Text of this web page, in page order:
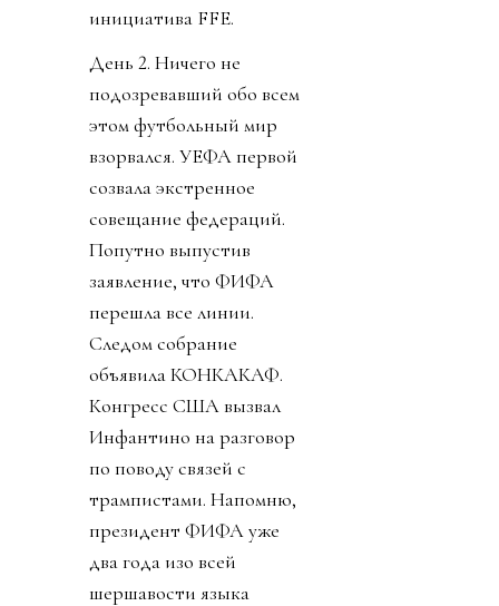
инициатива FFE.
День 2. Ничего не
подозревавший обо всем
этом футбольный мир
взорвался. УЕФА первой
созвала экстренное
совещание федераций.
Попутно выпустив
заявление, что ФИФА
перешла все линии.
Следом собрание
объявила КОНКАКАФ.
Конгресс США вызвал
Инфантино на разговор
по поводу связей с
трампистами. Напомню,
президент ФИФА уже
два года изо всей
шершавости языка